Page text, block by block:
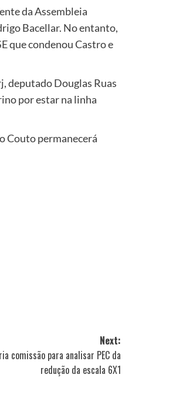
da Assembleia
Bacellar. No entanto,
que condenou Castro e
deputado Douglas Ruas
por estar na linha
Couto permanecerá
Next:
comissão para analisar PEC da
redução da escala 6X1